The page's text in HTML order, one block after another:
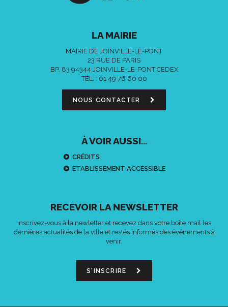
LA MAIRIE
MAIRIE DE JOINVILLE-LE-PONT
23 RUE DE PARIS
BP. 83 94344 JOINVILLE-LE-PONT CEDEX
TÉL. : 01 49 76 60 00
NOUS CONTACTER
À VOIR AUSSI...
CRÉDITS
ETABLISSEMENT ACCESSIBLE
RECEVOIR LA NEWSLETTER
Inscrivez-vous à la newletter et recevez dans votre boîte mail les
dernières actualités de la ville et restés informés des événements à
venir.
S'INSCRIRE